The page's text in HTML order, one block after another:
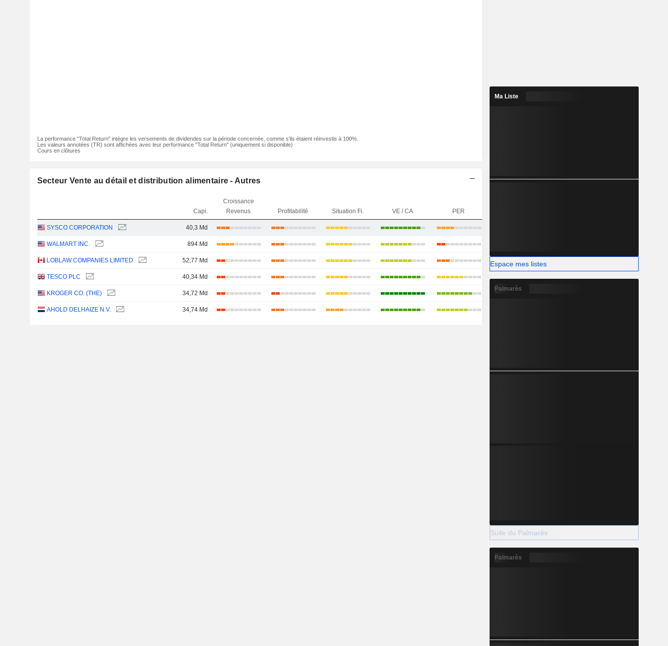
La performance "Total Return" intègre les versements de dividendes sur la période concernée, comme s'ils étaient réinvestis à 100%.
Les valeurs annotées (TR) sont affichées avec leur performance "Total Return" (uniquement si disponible)
Cours en clôtures
Secteur Vente au détail et distribution alimentaire - Autres
Capi.
Croissance
Revenus
Profitabilité Situation Fi. VE / CA PER
SYSCO CORPORATION 40,3 Md
WALMART INC. 894 Md
LOBLAW COMPANIES LIMITED 52,77 Md
TESCO PLC 40,34 Md
KROGER CO. (THE) 34,72 Md
AHOLD DELHAIZE N.V. 34,74 Md
Ma Liste
Espace mes listes
Palmarès
Suite du Palmarès
Palmarès